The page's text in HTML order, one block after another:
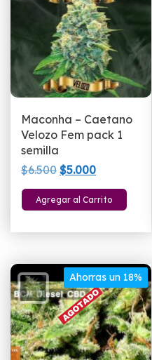
Maconha – Caetano
Velozo Fem pack 1
semilla
$6.500 El
precio
original
$5.000El
precio
actual
Agregar al Carrito
Ahorras un 18%